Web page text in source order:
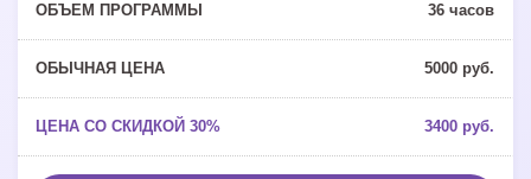
36 часов
5000 руб.
3400 руб.